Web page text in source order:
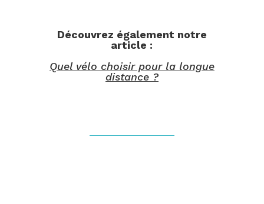
Découvrez également notre
article :
Quel vélo choisir pour la longue
distance ?